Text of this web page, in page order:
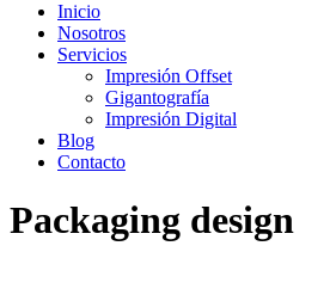
Inicio
Nosotros
Servicios
Impresión Offset
Gigantografía
Impresión Digital
Blog
Contacto
Packaging design